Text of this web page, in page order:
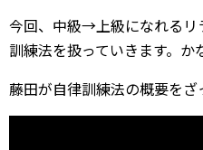
今回、中級→上級になれるリ
訓練法を扱っていきます。か
藤田が自律訓練法の概要をざ